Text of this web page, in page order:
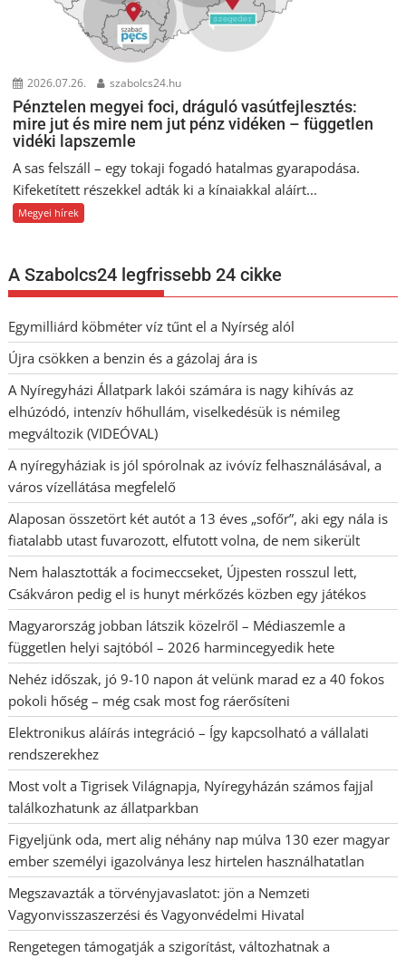
2026.07.26. szabolcs24.hu
Pénztelen megyei foci, dráguló vasútfejlesztés:
mire jut és mire nem jut pénz vidéken – független
vidéki lapszemle
A sas felszáll – egy tokaji fogadó hatalmas gyarapodása.
Kifeketített részekkel adták ki a kínaiakkal aláírt...
Megyei hírek
A Szabolcs24 legfrissebb 24 cikke
Egymilliárd köbméter víz tűnt el a Nyírség alól
Újra csökken a benzin és a gázolaj ára is
A Nyíregyházi Állatpark lakói számára is nagy kihívás az
elhúzódó, intenzív hőhullám, viselkedésük is némileg
megváltozik (VIDEÓVAL)
A nyíregyháziak is jól spórolnak az ivóvíz felhasználásával, a
város vízellátása megfelelő
Alaposan összetört két autót a 13 éves „sofőr”, aki egy nála is
fiatalabb utast fuvarozott, elfutott volna, de nem sikerült
Nem halasztották a focimeccseket, Újpesten rosszul lett,
Csákváron pedig el is hunyt mérkőzés közben egy játékos
Magyarország jobban látszik közelről – Médiaszemle a
független helyi sajtóból – 2026 harmincegyedik hete
Nehéz időszak, jó 9-10 napon át velünk marad ez a 40 fokos
pokoli hőség – még csak most fog ráerősíteni
Elektronikus aláírás integráció – Így kapcsolható a vállalati
rendszerekhez
Most volt a Tigrisek Világnapja, Nyíregyházán számos fajjal
találkozhatunk az állatparkban
Figyeljünk oda, mert alig néhány nap múlva 130 ezer magyar
ember személyi igazolványa lesz hirtelen használhatatlan
Megszavazták a törvényjavaslatot: jön a Nemzeti
Vagyonvisszaszerzési és Vagyonvédelmi Hivatal
Rengetegen támogatják a szigorítást, változhatnak a